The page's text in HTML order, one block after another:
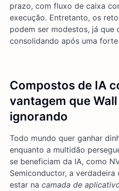
prazo, com fluxo de caixa
execução. Entretanto, os
podem ser modestos, já que
consolidando após uma
Compostos de IA
vantagem que
ignorando
Todo mundo quer ganhar
enquanto a multidão
se beneficiam da IA, como
Semiconductor, a
estar na camada de